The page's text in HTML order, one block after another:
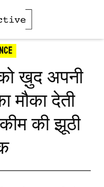
ख़ुद अपनी
मौका देती
की झूठी